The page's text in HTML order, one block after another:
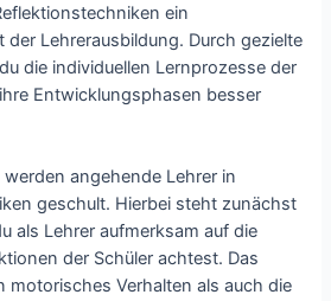
ein
Lehrerausbildung. Durch gezielte
die individuellen Lernprozesse der
Entwicklungsphasen besser
angehende Lehrer in
geschult. Hierbei steht zunächst
als Lehrer aufmerksam auf die
der Schüler achtest. Das
motorisches Verhalten als auch die